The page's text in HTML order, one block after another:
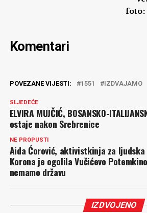
foto:
Komentari
POVEZANE VIJESTI: 1551 IZDVAJAMO
SLJEDEĆE
ELVIRA MUJČIĆ, BOSANSKO-
ostaje nakon Srebrenice
NE PROPUSTI
Aida Ćorović, aktivistkinja za
Korona je ogolila Vučićevo
nemamo državu
IZDVOJENO